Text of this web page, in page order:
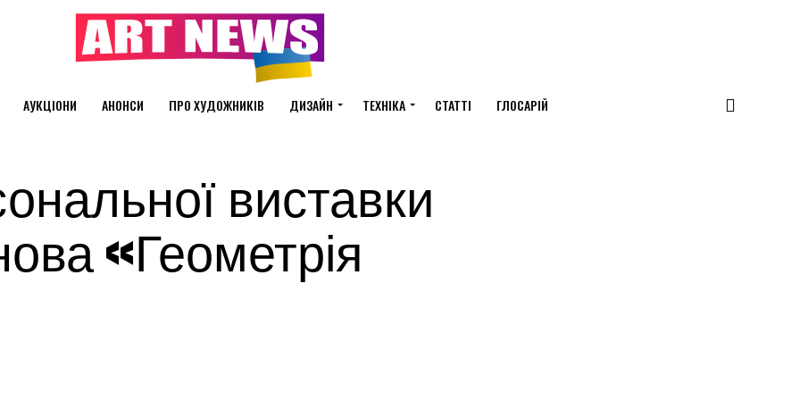
АУКЦІОНИ АНОНСИ ПРО ХУДОЖНИКІВ ДИЗАЙН ТЕХНІКА СТАТТІ ГЛОСАРІЙ
виставки
«Геометрія